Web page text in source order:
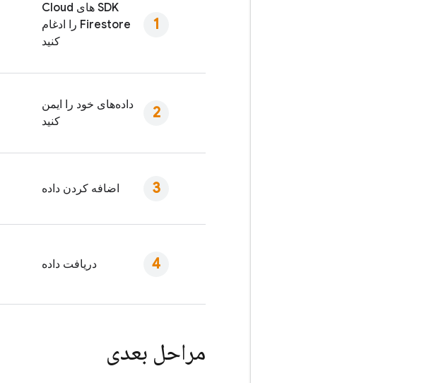
SDK های
Cloud
Firestore را ادغام
کنید
داده‌های خود را ایمن
کنید
اضافه کردن داده
دریافت داده
مراحل بعدی